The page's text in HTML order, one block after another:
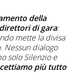
della
di gara:
mette la divisa
Nessun dialogo
solo Silenzio e
più tutto